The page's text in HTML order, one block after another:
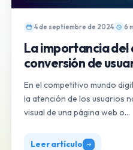
4 de septiembre de 2024 6
La importancia del
conversión de
En el competitivo mundo
la atención de los usuarios
visual de una página web o…
Leer artículo